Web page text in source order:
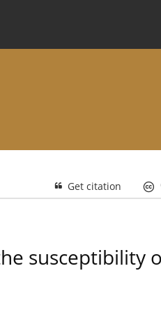
Get citation
susceptibility